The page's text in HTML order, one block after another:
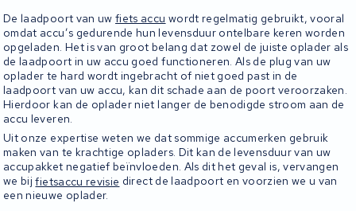
De laadpoort van uwfiets accu wordt regelmatig gebruikt, vooral
omdat accu’s gedurende hun levensduur ontelbare keren worden
opgeladen. Het is van groot belang dat zowel de juiste oplader als
de laadpoort in uw accu goed functioneren. Als de plug van uw
oplader te hard wordt ingebracht of niet goed past in de
laadpoort van uw accu, kan dit schade aan de poort veroorzaken.
Hierdoor kan de oplader niet langer de benodigde stroom aan de
accu leveren.
Uit onze expertise weten we dat sommige accumerken gebruik
maken van te krachtige opladers. Dit kan de levensduur van uw
accupakket negatief beïnvloeden. Als dit het geval is, vervangen
we bijfietsaccu revisie direct de laadpoort en voorzien we u van
een nieuwe oplader.